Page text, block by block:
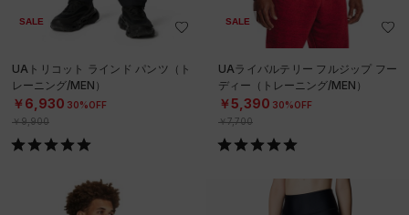
SALE
UAトリコット ラインド パンツ（ト
レーニング/MEN）
￥6,930 30%OFF
￥9,900
SALE
UAライバルテリー フルジップ フー
ディー（トレーニング/MEN）
￥5,390 30%OFF
￥7,700